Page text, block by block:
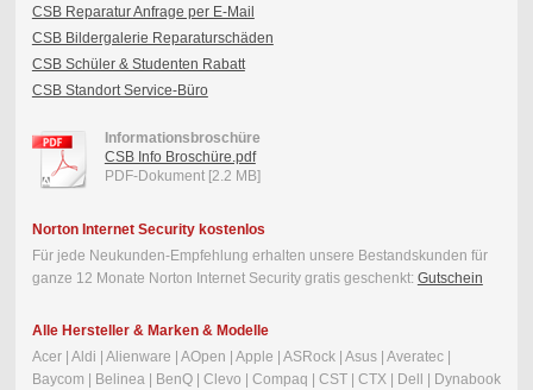
CSB Reparatur Anfrage per E-Mail
CSB Bildergalerie Reparaturschäden
CSB Schüler & Studenten Rabatt
CSB Standort Service-Büro
Informationsbroschüre
CSB Info Broschüre.pdf
PDF-Dokument [2.2 MB]
Norton Internet Security kostenlos
Für jede Neukunden-Empfehlung erhalten unsere Bestandskunden für
ganze 12 Monate Norton Internet Security gratis geschenkt: Gutschein
Alle Hersteller & Marken & Modelle
Acer | Aldi | Alienware | AOpen | Apple | ASRock | Asus | Averatec |
Baycom | Belinea | BenQ | Clevo | Compaq | CST | CTX | Dell | Dynabook